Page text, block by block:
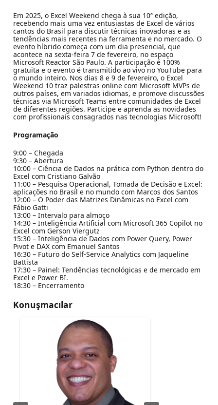
Em 2025, o Excel Weekend chega à sua 10ª edição,
recebendo mais uma vez entusiastas de Excel de vários
cantos do Brasil para discutir técnicas inovadoras e as
tendências mais recentes na ferramenta e no mercado. O
evento híbrido começa com um dia presencial, que
acontece na sexta-feira 7 de fevereiro, no espaço
Microsoft Reactor São Paulo. A participação é 100%
gratuita e o evento é transmitido ao vivo no YouTube para
o mundo inteiro. Nos dias 8 e 9 de fevereiro, o Excel
Weekend 10 traz palestras online com Microsoft MVPs de
outros países, em variados idiomas, e promove discussões
técnicas via Microsoft Teams entre comunidades de Excel
de diferentes regiões. Participe e aprenda as novidades
com profissionais consagrados nas tecnologias Microsoft!
Programação
9:00 – Chegada
9:30 – Abertura
10:00 – Ciência de Dados na prática com Python dentro do
Excel com Cristiano Galvão
11:00 – Pesquisa Operacional, Tomada de Decisão e Excel:
aplicações no Brasil e no mundo com Marcos dos Santos
12:00 – O Poder das Matrizes Dinâmicas no Excel com
Fábio Gatti
13:00 – Intervalo para almoço
14:30 – Inteligência Artificial com Microsoft 365 Copilot no
Excel com Gerson Viergutz
15:30 – Inteligência de Dados com Power Query, Power
Pivot e DAX com Emanuel Santos
16:30 – Futuro do Self-Service Analytics com Jaqueline
Battista
17:30 – Painel: Tendências tecnológicas e de mercado em
Excel e Power BI.
18:30 – Encerramento
Konuşmacılar